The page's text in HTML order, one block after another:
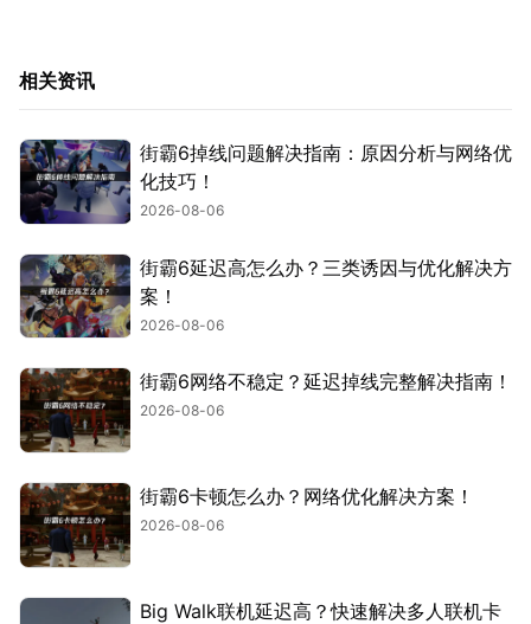
相关资讯
街霸6掉线问题解决指南：原因分析与网络优
化技巧！
2026-08-06
街霸6延迟高怎么办？三类诱因与优化解决方
案！
2026-08-06
街霸6网络不稳定？延迟掉线完整解决指南！
2026-08-06
街霸6卡顿怎么办？网络优化解决方案！
2026-08-06
Big Walk联机延迟高？快速解决多人联机卡